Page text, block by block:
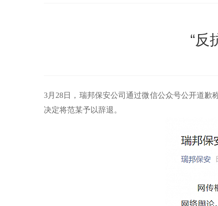
“反
3月28日，瑞邦保安公司通过微信公众号公开道
决定将范某予以辞退。